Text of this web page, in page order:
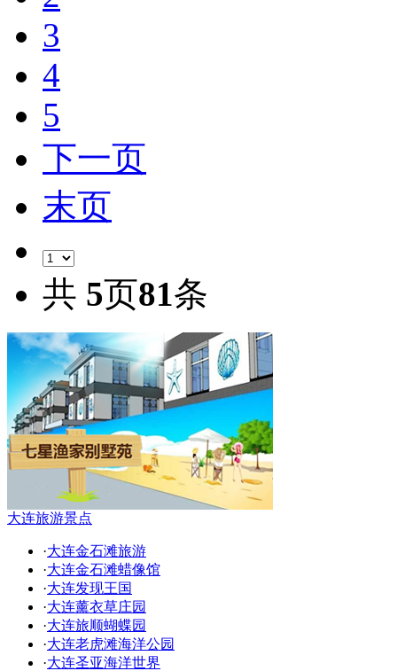
3
4
5
下一页
末页
共 5页81条
大连旅游景点
·大连金石滩旅游
·大连金石滩蜡像馆
·大连发现王国
·大连薰衣草庄园
·大连旅顺蝴蝶园
·大连老虎滩海洋公园
·大连圣亚海洋世界